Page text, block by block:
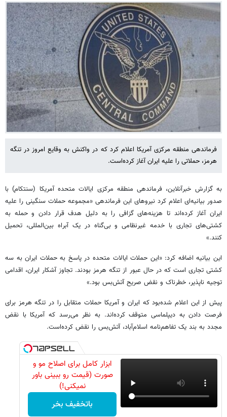
فرماندهی منطقه مرکزی آمریکا اعلام کرد که در واکنش به وقایع امروز در تنگه
هرمز، حملاتی را علیه ایران آغاز کرده‌است.
به گزارش خبرآنلاین، فرماندهی منطقه مرکزی ایالات متحده آمریکا (سنتکام) با
صدور بیانیه‌ای اعلام کرد نیروهای این فرماندهی «مجموعه حملات سنگینی را علیه
ایران آغاز کرده‌اند تا هزینه‌های گزافی را به دلیل هدف قرار دادن و حمله به
کشتی‌های تجاری با خدمه غیرنظامی و بی‌گناه در یک آبراه بین‌المللی، تحمیل
کنند.»
این بیانیه اضافه کرد: «این حملات ایالات متحده در پاسخ به حملات ایران به سه
کشتی تجاری است که در حال عبور از تنگه هرمز بودند. تجاوز آشکار ایران، اقدامی
توجیه ‌ناپذیر، خطرناک و نقض صریح آتش‌بس بود.»
پیش از این اعلام شده‌بود که ایران و آمریکا حملات متقابل را در تنگه هرمز برای
فرصت دادن به دیپلماسی متوقف کرده‌اند. به نظر می‌رسد که آمریکا با نقض
مجدد به بند یک تفاهم‌نامه اسلام‌آباد، آتش‌بس را نقض کرده‌است.
ابزار کامل برای اصلاح مو و
صورت (قیمت رو ببینی باور
نمیکنی!)
باتخفیف بخر